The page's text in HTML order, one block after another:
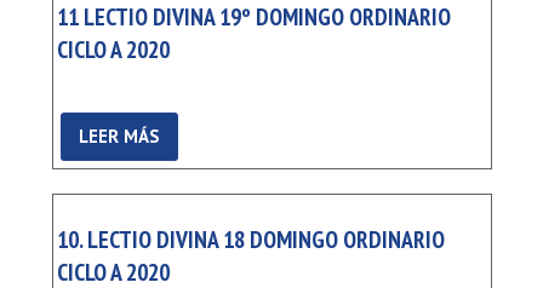
11 LECTIO DIVINA 19º DOMINGO ORDINARIO
CICLO A 2020
LEER MÁS
10. LECTIO DIVINA 18 DOMINGO ORDINARIO
CICLO A 2020